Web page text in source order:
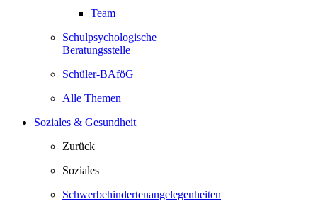
Team
Schulpsychologische
Beratungsstelle
Schüler-BAföG
Alle Themen
Soziales & Gesundheit
Zurück
Soziales
Schwerbehindertenangelegenheiten